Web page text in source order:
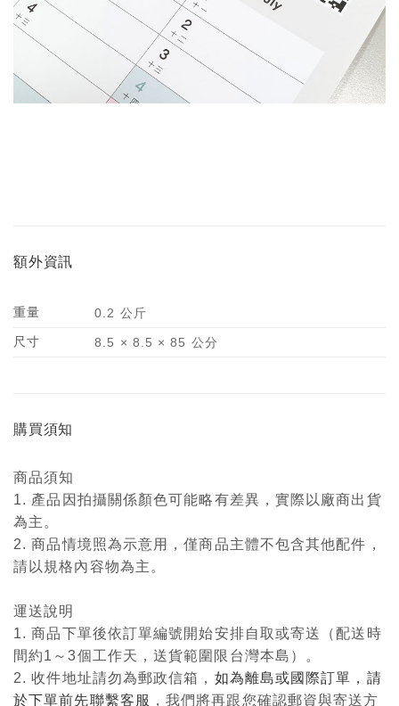
額外資訊
重量
0.2 公斤
尺寸
8.5 × 8.5 × 85 公分
購買須知
商品須知
1. 產品因拍攝關係顏色可能略有差異，實際以廠商出貨
為主。
2. 商品情境照為示意用，僅商品主體不包含其他配件，
請以規格內容物為主。
運送說明
1. 商品下單後依訂單編號開始安排自取或寄送（配送時
間約1～3個工作天，送貨範圍限台灣本島）。
2. 收件地址請勿為郵政信箱， 如為離島或國際訂單，請
於下單前先聯繫客服 ，我們將再跟您確認郵資與寄送方